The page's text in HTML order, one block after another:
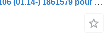
Direction assistée TRW XF106 (01.14-) 1861579 pour tracteur routier DAF XF106 (2014-)